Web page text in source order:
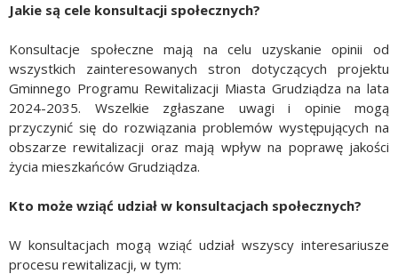
Jakie są cele konsultacji społecznych?
Konsultacje społeczne mają na celu uzyskanie opinii od
wszystkich zainteresowanych stron dotyczących projektu
Gminnego Programu Rewitalizacji Miasta Grudziądza na lata
2024-2035. Wszelkie zgłaszane uwagi i opinie mogą
przyczynić się do rozwiązania problemów występujących na
obszarze rewitalizacji oraz mają wpływ na poprawę jakości
życia mieszkańców Grudziądza.
Kto może wziąć udział w konsultacjach społecznych?
W konsultacjach mogą wziąć udział wszyscy interesariusze
procesu rewitalizacji, w tym: